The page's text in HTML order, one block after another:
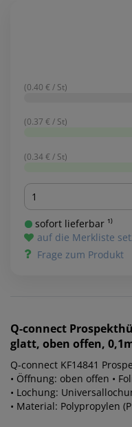
(0.40 € / St)
(0.37 € / St)
(0.34 € / St)
Menge
sofort lieferbar ¹⁾
auf die Merkliste
Frage zum Produkt
Q-connect
glatt, oben offen,
Q-connect KF14841
• Öffnung: oben offen •
• Lochung:
• Material: Polypropylen